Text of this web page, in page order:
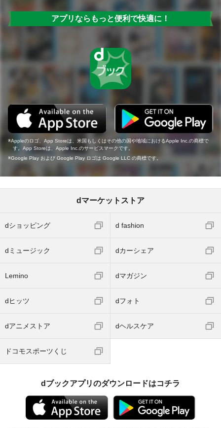
アプリならもっと便利で快適に！
Appleのロゴ、App Storeは、米国もしくはその他の国や地域におけるApple Inc.の商標で
す。App Storeは、Apple Inc.のサービスマークです。
Google Play および Google Play ロゴは Google LLC の商標です。
dマーケットストア
dショッピング d fashion
dミュージック dカーシェア
Lemino dマガジン
dヒッツ dフォト
dアニメストア dヘルスケア
ドコモスポーツくじ
dブックアプリのダウンロードはコチラ